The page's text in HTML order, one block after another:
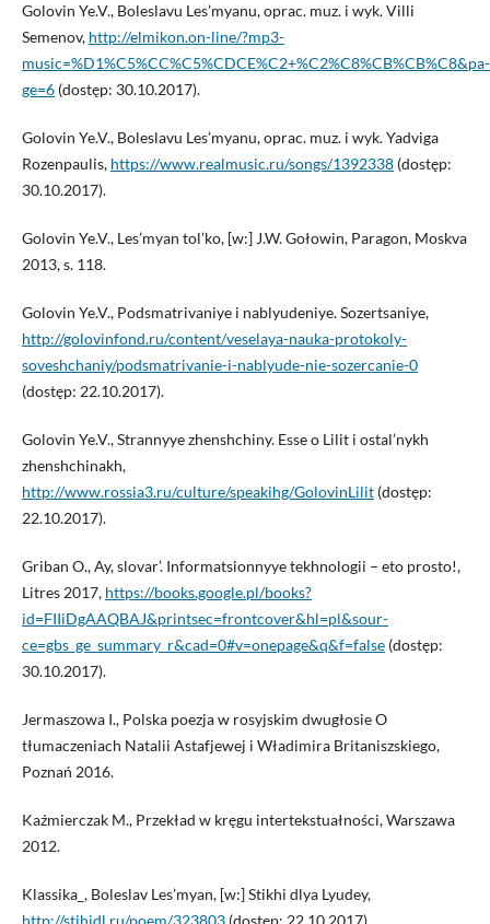
Golovin Ye.V., Boleslavu Les’myanu, oprac. muz. i wyk. Villi
Semenov, http://elmikon.on-line/?mp3-
music=%D1%C5%CC%C5%CDCE%C2+%C2%C8%CB%CB%C8&pa-
ge=6(dostęp: 30.10.2017).
Golovin Ye.V., Boleslavu Les’myanu, oprac. muz. i wyk. Yadviga
Rozenpaulis, https://www.realmusic.ru/songs/1392338(dostęp:
30.10.2017).
Golovin Ye.V., Les’myan tol’ko, [w:] J.W. Gołowin, Paragon, Moskva
2013, s. 118.
Golovin Ye.V., Podsmatrivaniye i nablyudeniye. Sozertsaniye,
http://golovinfond.ru/content/veselaya-nauka-protokoly-
soveshchaniy/podsmatrivanie-i-nablyude-nie-sozercanie-0
(dostęp: 22.10.2017).
Golovin Ye.V., Strannyye zhenshchiny. Esse o Lilit i ostal’nykh
zhenshchinakh,
http://www.rossia3.ru/culture/speakihg/GolovinLilit(dostęp:
22.10.2017).
Griban O., Ay, slovar’. Informatsionnyye tekhnologii – eto prosto!,
Litres 2017, https://books.google.pl/books?
id=FIIiDgAAQBAJ&printsec=frontcover&hl=pl&sour-
ce=gbs_ge_summary_r&cad=0#v=onepage&q&f=false(dostęp:
30.10.2017).
Jermaszowa I., Polska poezja w rosyjskim dwugłosie O
tłumaczeniach Natalii Astafjewej i Władimira Britaniszskiego,
Poznań 2016.
Kaźmierczak M., Przekład w kręgu intertekstuałności, Warszawa
2012.
Klassika_, Boleslav Les’myan, [w:] Stikhi dlya Lyudey,